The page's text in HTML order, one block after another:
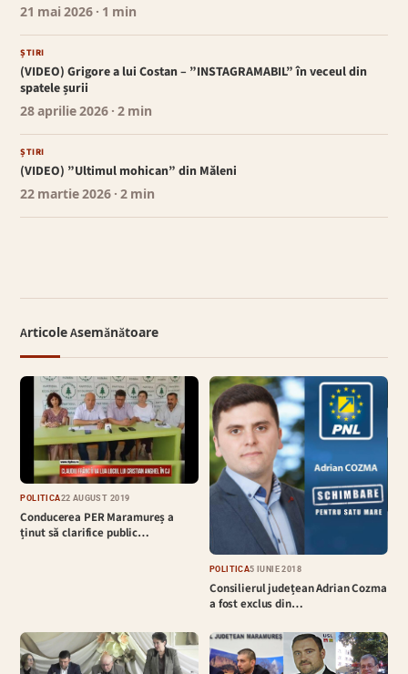
21 mai 2026 · 1 min
ȘTIRI
(VIDEO) Grigore a lui Costan – ”INSTAGRAMABIL” în veceul din
spatele șurii
28 aprilie 2026 · 2 min
ȘTIRI
(VIDEO) ”Ultimul mohican” din Măleni
22 martie 2026 · 2 min
Articole Asemănătoare
POLITICĂ22 AUGUST 2019
Conducerea PER Maramureș a
ținut să clarifice public…
POLITICĂ5 IUNIE 2018
Consilierul județean Adrian Cozma
a fost exclus din…